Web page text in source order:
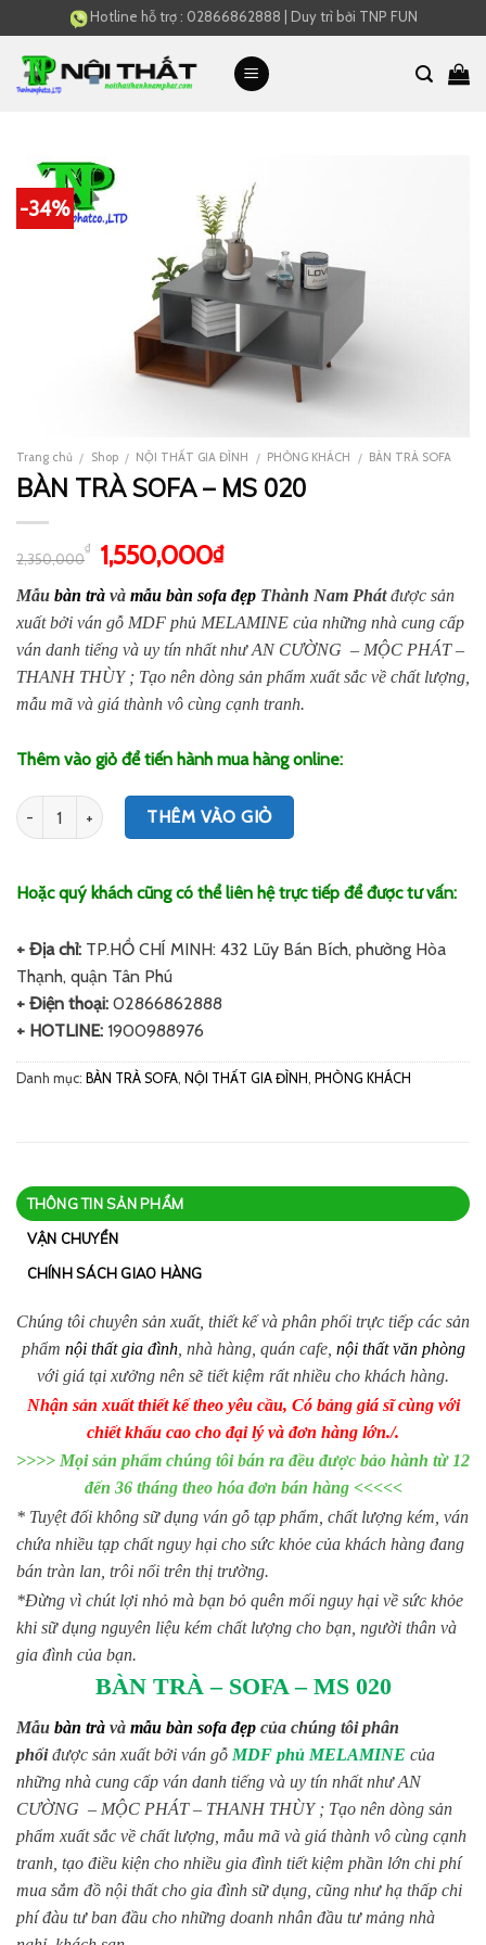
to
content
Hotline hỗ trợ : 02866862888 Duy trì bởi TNP FUN
-34%
Trang chủ / Shop / NỘI THẤT GIA ĐÌNH / PHÒNG KHÁCH / BÀN TRÀ SOFA
BÀN TRÀ SOFA – MS 020
2,350,000
₫ 1,550,000₫
Mẫu bàn trà và mẫu bàn sofa đẹp Thành Nam Phátđược sản
xuất bởi ván gỗ MDF phủ MELAMINE của những nhà cung cấp
ván danh tiếng và uy tín nhất như AN CƯỜNG – MỘC PHÁT –
THANH THÙY ; Tạo nên dòng sản phẩm xuất sắc về chất lượng,
mẫu mã và giá thành vô cùng cạnh tranh.
Thêm vào giỏ để tiến hành mua hàng online:
Số lượng THÊM VÀO GIỎ
Hoặc quý khách cũng có thể liên hệ trực tiếp để được tư vấn:
+ Địa chỉ: TP.HỒ CHÍ MINH: 432 Lũy Bán Bích, phường Hòa
Thạnh, quận Tân Phú
+ Điện thoại: 02866862888
+ HOTLINE: 1900988976
Danh mục: BÀN TRÀ SOFA, NỘI THẤT GIA ĐÌNH, PHÒNG KHÁCH
THÔNG TIN SẢN PHẨM
VẬN CHUYỂN
CHÍNH SÁCH GIAO HÀNG
Chúng tôi chuyên sản xuất, thiết kế và phân phối trực tiếp các sản
phẩm nội thất gia đình, nhà hàng, quán cafe, nội thất văn phòng
với giá tại xưởng nên sẽ tiết kiệm rất nhiều cho khách hàng.
Nhận sản xuất thiết kế theo yêu cầu, Có bảng giá sĩ cùng với
chiết khấu cao cho đại lý và đơn hàng lớn./.
>>>> Mọi sản phẩm chúng tôi bán ra đều được bảo hành từ 12
đến 36 tháng theo hóa đơn bán hàng <<<<<
* Tuyệt đối không sữ dụng ván gỗ tạp phẩm, chất lượng kém, ván
chứa nhiều tạp chất nguy hại cho sức khỏe của khách hàng đang
bán tràn lan, trôi nổi trên thị trường.
*Đừng vì chút lợi nhỏ mà bạn bỏ quên mối nguy hại về sức khỏe
khi sữ dụng nguyên liệu kém chất lượng cho bạn, người thân và
gia đình của bạn.
BÀN TRÀ – SOFA – MS 020
Mẫu bàn trà và mẫu bàn sofa đẹp của chúng tôi phân
phốiđược sản xuất bởi ván gỗ MDF phủ MELAMINE của
những nhà cung cấp ván danh tiếng và uy tín nhất như AN
CƯỜNG – MỘC PHÁT – THANH THÙY ; Tạo nên dòng sản
phẩm xuất sắc về chất lượng, mẫu mã và giá thành vô cùng cạnh
tranh, tạo điều kiện cho nhiều gia đình tiết kiệm phần lớn chi phí
mua sắm đồ nội thất cho gia đình sữ dụng, cũng như hạ thấp chi
phí đàu tư ban đầu cho những doanh nhân đầu tư mảng nhà